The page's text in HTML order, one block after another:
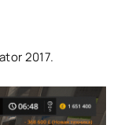
2017.